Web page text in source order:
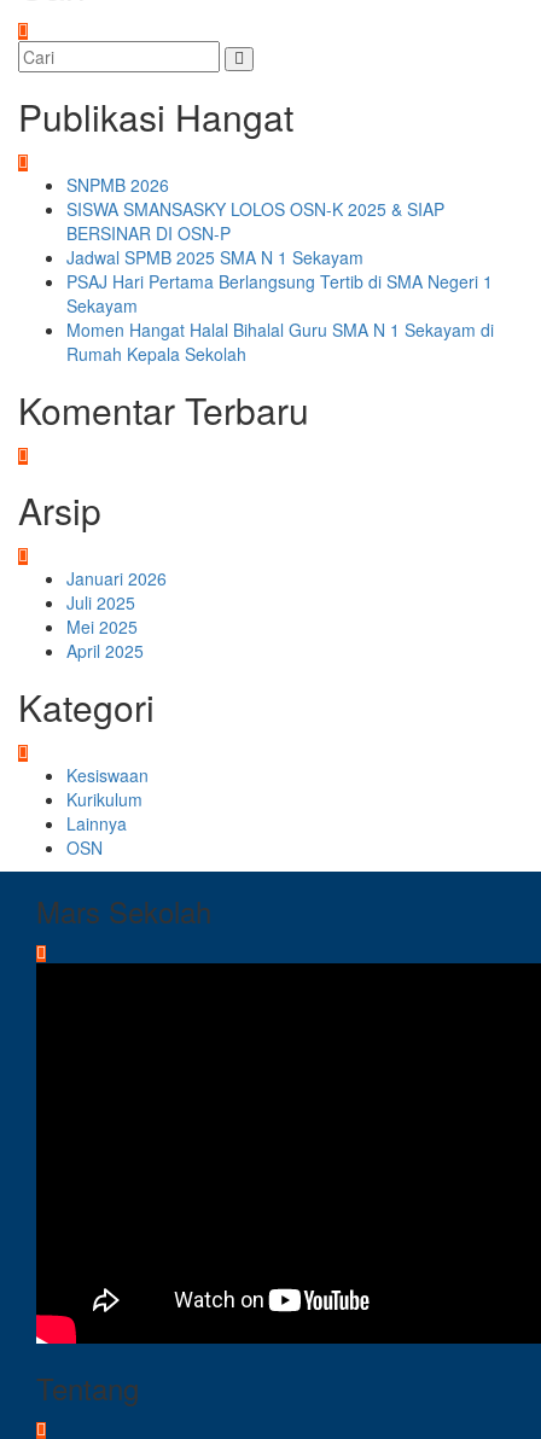
Publikasi Hangat
SNPMB 2026
SISWA SMANSASKY LOLOS OSN-K 2025 & SIAP
BERSINAR DI OSN-P
Jadwal SPMB 2025 SMA N 1 Sekayam
PSAJ Hari Pertama Berlangsung Tertib di SMA Negeri 1
Sekayam
Momen Hangat Halal Bihalal Guru SMA N 1 Sekayam di
Rumah Kepala Sekolah
Komentar Terbaru
Arsip
Januari 2026
Juli 2025
Mei 2025
April 2025
Kategori
Kesiswaan
Kurikulum
Lainnya
OSN
Mars Sekolah
Tentang